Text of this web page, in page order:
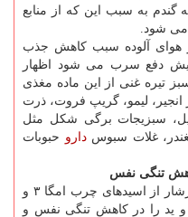
گندم به سبب این که از منابع
شود.
هوای آلوده سبب کاهش جذب
دفع سرب می شود اظهار
تیره غنی از این ماده مغذی
انجیر، لیمو، گریپ فروت، ذرت
سبزیجات برگی شکل مثل
غلات سبوسدارو حبوبات
تنگی نفس
رضایی مصرف ماهی های روغنی سرشار از اسیدهای چرب امگا ۳ و
و ید را در کاهش تنگی نفس و